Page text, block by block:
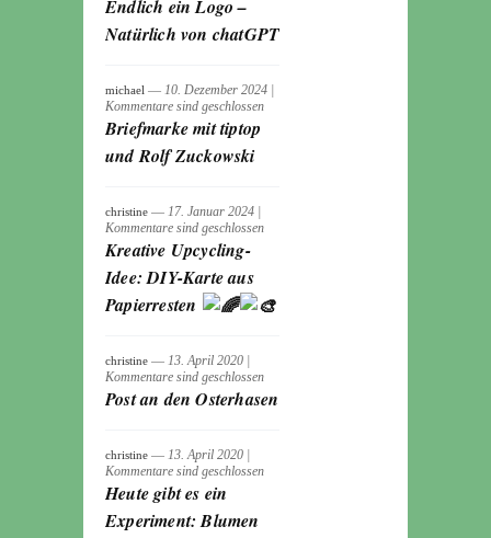
Endlich ein Logo –
Natürlich von chatGPT
michael ― 10. Dezember 2024 |
Kommentare sind geschlossen
Briefmarke mit tiptop
und Rolf Zuckowski
christine ― 17. Januar 2024 |
Kommentare sind geschlossen
Kreative Upcycling-
Idee: DIY-Karte aus
Papierresten
christine ― 13. April 2020
Kommentare sind geschlossen
Post an den Osterhasen
christine ― 13. April 2020
Kommentare sind geschlossen
Heute gibt es ein
Experiment: Blumen